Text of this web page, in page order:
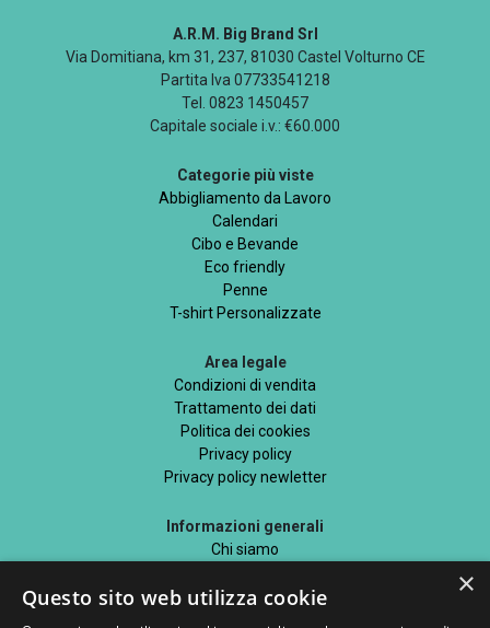
A.R.M. Big Brand Srl
Via Domitiana, km 31, 237, 81030 Castel Volturno CE
Partita Iva 07733541218
Tel. 0823 1450457
Capitale sociale i.v.: €60.000
Categorie più viste
Abbigliamento da Lavoro
Calendari
Cibo e Bevande
Eco friendly
Penne
T-shirt Personalizzate
Area legale
Condizioni di vendita
Trattamento dei dati
Politica dei cookies
Privacy policy
Privacy policy newletter
Informazioni generali
Chi siamo
Blog
×
Questo sito web utilizza cookie